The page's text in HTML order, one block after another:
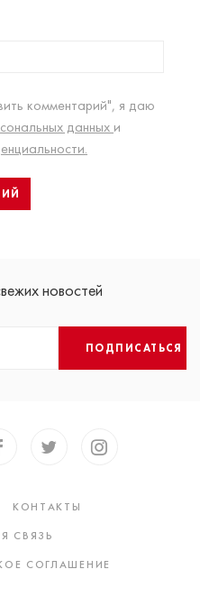
комментарий", я даю
данных и
новостей
ПОДПИСАТЬСЯ
КОНТАКТЫ
СВЯЗЬ
СОГЛАШЕНИЕ